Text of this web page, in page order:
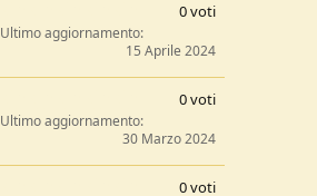
,
0
0
e
l
l
0 voti
Ultimo aggiornamento
15 Aprile 2024
,
0
0
0 voti
Ultimo aggiornamento
30 Marzo 2024
0 voti